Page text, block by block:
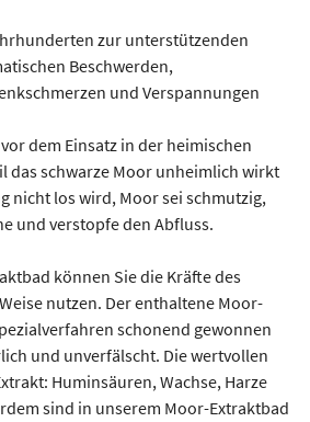
zur unterstützenden
Beschwerden,
und Verspannungen
dem Einsatz in der heimischen
das schwarze Moor unheim­lich wirkt
nicht los wird, Moor sei schmutzig,
und verstopfe den Ab­fluss.
können Sie die Kräfte des
nutzen. Der enthaltene Moor-
schonend gewonnen
und unverfälscht. Die wertvollen
Huminsäuren, Wachse, Harze
sind in unserem Moor-Extraktbad